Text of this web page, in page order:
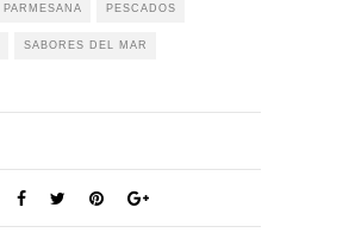
PARMESANA PESCADOS
SABORES DEL MAR